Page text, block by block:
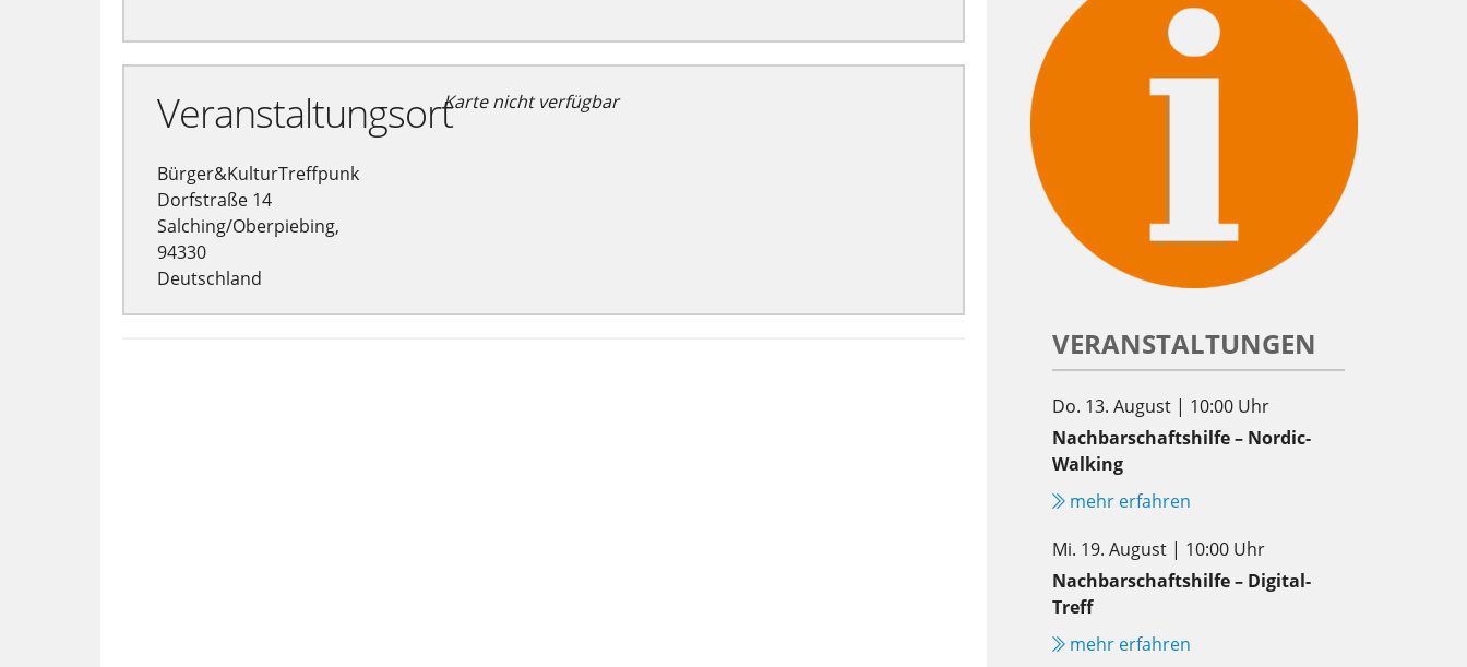
Veranstaltungsort
Bürger&KulturTreffpunk
Dorfstraße 14
Salching/Oberpiebing,
94330
Deutschland
Karte nicht verfügbar
VERANSTALTUNGEN
Do. 13. August | 10:00 Uhr
Nachbarschaftshilfe – Nordic-
Walking
mehr erfahren
Mi. 19. August | 10:00 Uhr
Nachbarschaftshilfe – Digital-
Treff
mehr erfahren